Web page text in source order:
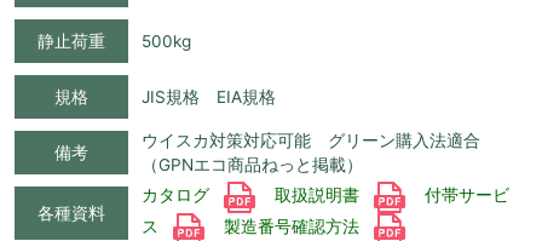
静止荷重 500kg
規格 JIS規格 EIA規格
備考
ウイスカ対策対応可能 グリーン購入法適合
（GPNエコ商品ねっと掲載）
各種資料
カタログ 取扱説明書
付帯サービ
ス
製造番号確認方法